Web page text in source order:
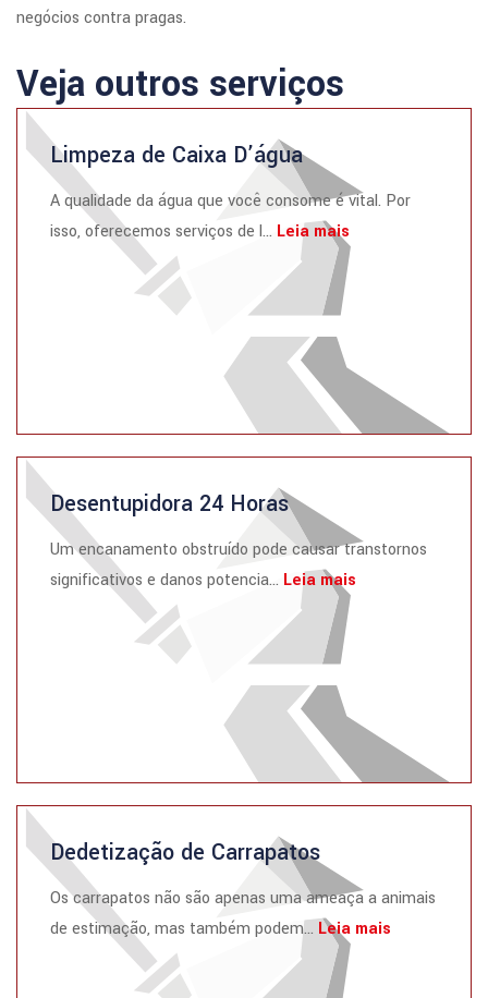
negócios contra pragas.
Veja outros serviços
Limpeza de Caixa D’água
A qualidade da água que você consome é vital. Por
isso, oferecemos serviços de l... Leia mais
Desentupidora 24 Horas
Um encanamento obstruído pode causar transtornos
significativos e danos potencia... Leia mais
Dedetização de Carrapatos
Os carrapatos não são apenas uma ameaça a animais
de estimação, mas também podem... Leia mais